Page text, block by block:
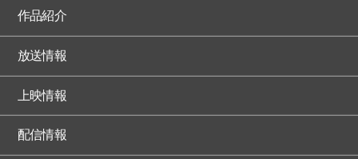
作品紹介
放送情報
上映情報
配信情報